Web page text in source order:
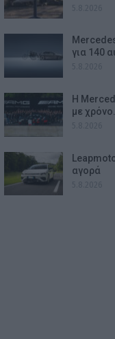
για 140
Η
με χρόνο…
αγορά